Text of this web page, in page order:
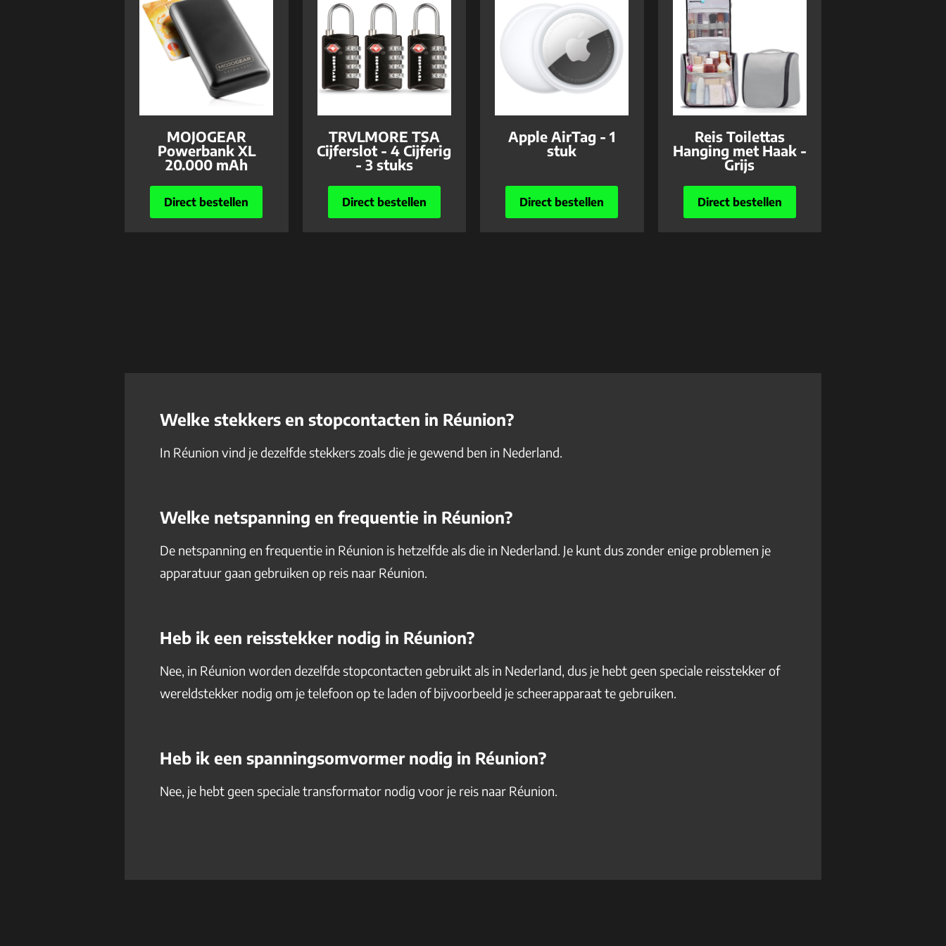
MOJOGEAR
Powerbank XL
20.000 mAh
Direct bestellen
TRVLMORE TSA
Cijferslot - 4 Cijferig
- 3 stuks
Direct bestellen
Apple AirTag - 1
stuk
Direct bestellen
Reis Toilettas
Hanging met Haak -
Grijs
Direct bestellen
Welke stekkers en stopcontacten in Réunion?
In Réunion vind je dezelfde stekkers zoals die je gewend ben in Nederland.
Welke netspanning en frequentie in Réunion?
De netspanning en frequentie in Réunion is hetzelfde als die in Nederland. Je kunt dus zonder enige problemen je
apparatuur gaan gebruiken op reis naar Réunion.
Heb ik een reisstekker nodig in Réunion?
Nee, in Réunion worden dezelfde stopcontacten gebruikt als in Nederland, dus je hebt geen speciale reisstekker of
wereldstekker nodig om je telefoon op te laden of bijvoorbeeld je scheerapparaat te gebruiken.
Heb ik een spanningsomvormer nodig in Réunion?
Nee, je hebt geen speciale transformator nodig voor je reis naar Réunion.